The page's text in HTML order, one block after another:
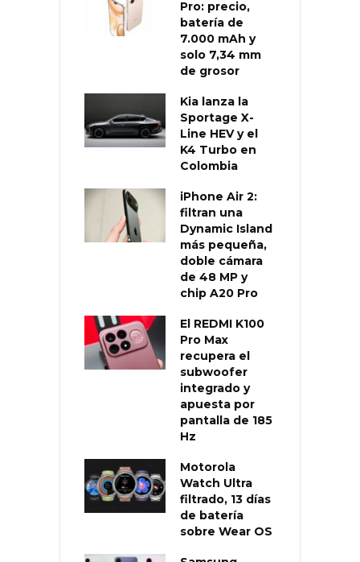
Pro: precio,
batería de
7.000 mAh y
solo 7,34 mm
de grosor
Kia lanza la
Sportage X-
Line HEV y el
K4 Turbo en
Colombia
iPhone Air 2:
filtran una
Dynamic Island
más pequeña,
doble cámara
de 48 MP y
chip A20 Pro
El REDMI K100
Pro Max
recupera el
subwoofer
integrado y
apuesta por
pantalla de 185
Hz
Motorola
Watch Ultra
filtrado, 13 días
de batería
sobre Wear OS